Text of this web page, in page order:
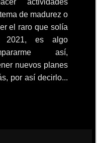
actividades
de madurez o
el raro que solía
es algo
así,
nuevos planes
por así decirlo...